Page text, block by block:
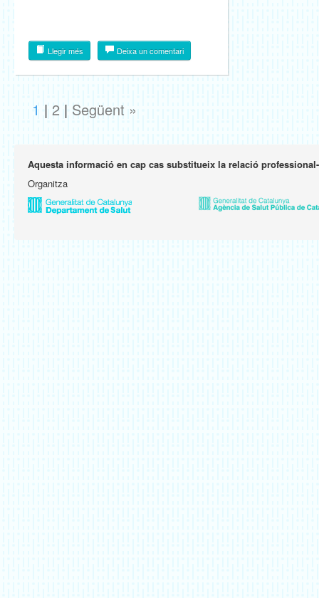
Llegir més Deixa un comentari
1 | 2 | Següent »
Aquesta informació en cap cas substitueix la relació
Organitza